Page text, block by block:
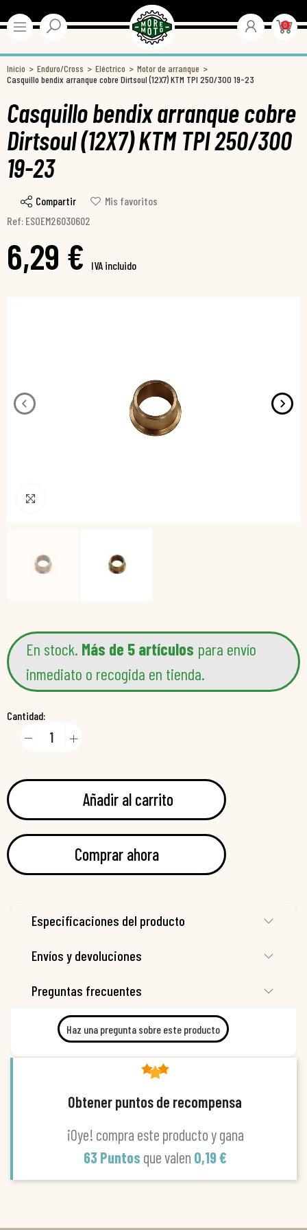
0
Inicio Enduro/Cross Eléctrico
Motor de arranque
Casquillo bendix arranque cobre Dirtsoul (12X7) KTM TPI 250/300 19-23
Casquillo bendix arranque cobre
Dirtsoul (12X7) KTM TPI 250/300
19-23
Compartir
Mis favoritos
Ref: ESOEM26030602
6,29 € IVA incluido
En stock. Más de 5 artículos para envío
inmediato o recogida en tienda.
Cantidad:
Añadir al carrito
Comprar ahora
Especificaciones del producto
Envíos y devoluciones
Preguntas frecuentes
Haz una pregunta sobre este producto
Obtener puntos de recompensa
¡Oye! compra este producto y gana
63 Puntos que valen 0,19 €